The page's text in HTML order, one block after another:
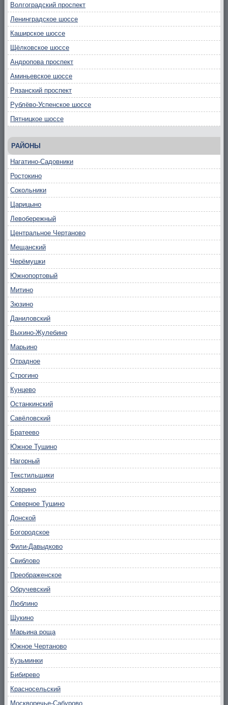
Волгоградский проспект
Ленинградское шоссе
Каширское шоссе
Щёлковское шоссе
Андропова проспект
Аминьевское шоссе
Рязанский проспект
Рублёво-Успенское шоссе
Пятницкое шоссе
РАЙОНЫ
Нагатино-Садовники
Ростокино
Сокольники
Царицыно
Левобережный
Центральное Чертаново
Мещанский
Черёмушки
Южнопортовый
Митино
Зюзино
Даниловский
Выхино-Жулебино
Марьино
Отрадное
Строгино
Кунцево
Останкинский
Савёловский
Братеево
Южное Тушино
Нагорный
Текстильщики
Ховрино
Северное Тушино
Донской
Богородское
Фили-Давыдково
Свиблово
Преображенское
Обручевский
Люблино
Щукино
Марьина роща
Южное Чертаново
Кузьминки
Бибирево
Красносельский
Москворечье-Сабурово